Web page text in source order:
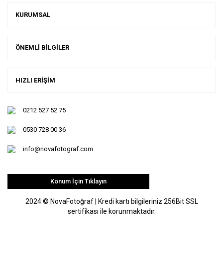
KURUMSAL
ÖNEMLİ BİLGİLER
HIZLI ERİŞİM
0212 527 52 75
0530 728 00 36
info@novafotograf.com
Konum İçin Tıklayın
2024 © NovaFotoğraf | Kredi kartı bilgileriniz 256Bit SSL
sertifikası ile korunmaktadır.